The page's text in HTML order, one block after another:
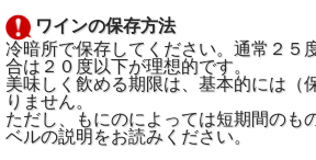
ワインの保存方法
冷暗所で保存してください。通常２５
合は２０度以下が理想的です。
美味しく飲める期限は、基本的には（
りません。
ただし、もにのによっては短期間のも
ベルの説明をお読みください。